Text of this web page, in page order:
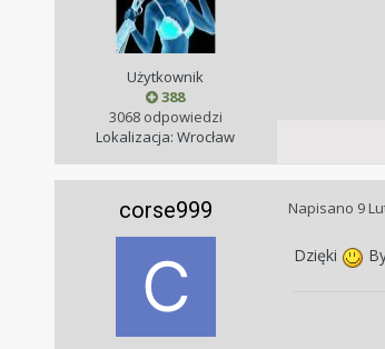
Użytkownik
388
3068 odpowiedzi
Lokalizacja: Wrocław
corse999 Napisano 9
Dzięki